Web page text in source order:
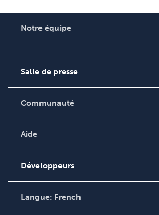
Notre équipe
Carrières
Salle de presse
Communauté
Blog
Vidéos
Podcast
Aide
Recherche de
clientèle
Développeurs
Langue: French